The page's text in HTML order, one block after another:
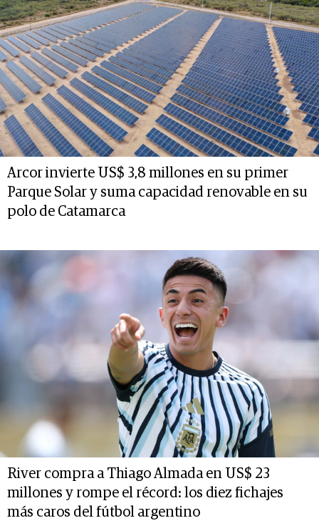
Arcor invierte US$ 3,8 millones en su primer
Parque Solar y suma capacidad renovable en su
polo de Catamarca
River compra a Thiago Almada en US$ 23
millones y rompe el récord: los diez fichajes
más caros del fútbol argentino